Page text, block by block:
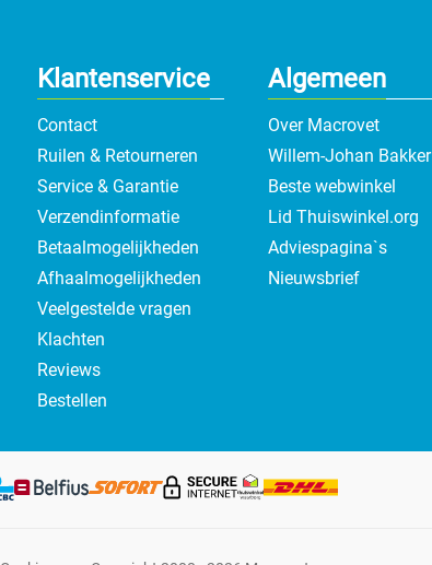
Klantenservice
Contact
Ruilen & Retourneren
Service & Garantie
Verzendinformatie
Betaalmogelijkheden
Afhaalmogelijkheden
Veelgestelde vragen
Klachten
Reviews
Bestellen
Algemeen
Over Macrovet
Willem-Johan Bakker
Beste webwinkel
Lid Thuiswinkel.org
Adviespagina`s
Nieuwsbrief